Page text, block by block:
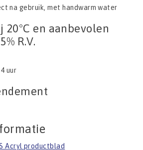
na gebruik, met handwarm water
en aanbevolen
R.V.
uur
Acryl productblad